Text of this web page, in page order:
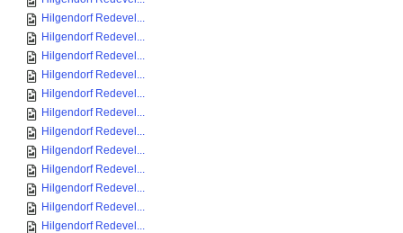
Hilgendorf Redevel...
Hilgendorf Redevel...
Hilgendorf Redevel...
Hilgendorf Redevel...
Hilgendorf Redevel...
Hilgendorf Redevel...
Hilgendorf Redevel...
Hilgendorf Redevel...
Hilgendorf Redevel...
Hilgendorf Redevel...
Hilgendorf Redevel...
Hilgendorf Redevel...